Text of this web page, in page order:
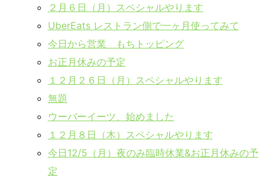
２月６日（月）スペシャルやります
UberEats レストラン側で一ヶ月使ってみて
今日から営業 もちトッピング
お正月休みの予定
１２月２６日（月）スペシャルやります
無題
ウーバーイーツ、始めました
１２月８日（木）スペシャルやります
今日12/5（月）夜のみ臨時休業&お正月休みの予
定